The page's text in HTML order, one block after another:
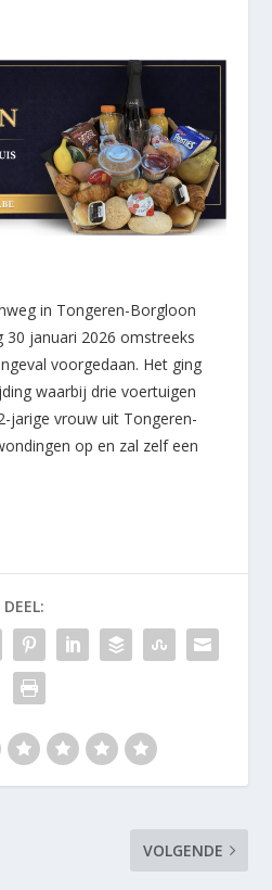
in Tongeren-Borgloon
januari 2026 omstreeks
voorgedaan. Het ging
waarbij drie voertuigen
jarige vrouw uit Tongeren-
op en zal zelf een
DEEL:
VOLGENDE